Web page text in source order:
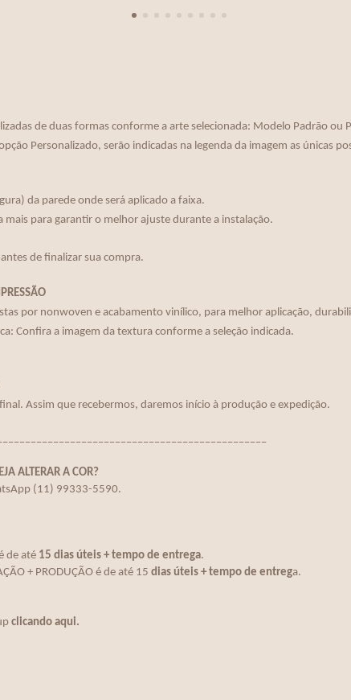
de duas formas conforme a arte selecionada: Modelo Padrão ou
Personalizado, serão indicadas na legenda da imagem as únicas
da parede onde será aplicado a faixa.
mais para garantir o melhor ajuste durante a instalação.
de finalizar sua compra.
por nonwoven e acabamento vinílico, para melhor aplicação,
Confira a imagem da textura conforme a seleção indicada.
Assim que recebermos, daremos início à produção e expedição.
ALTERAR A COR?
(11) 99333-5590.
de até 15 dias úteis + tempo de entrega.
+ PRODUÇÃO é de até 15 dias úteis + tempo de entrega.
clicando aqui.